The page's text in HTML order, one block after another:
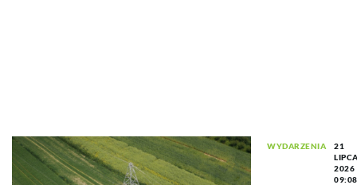
WYDARZENIA
21
2026
09:08